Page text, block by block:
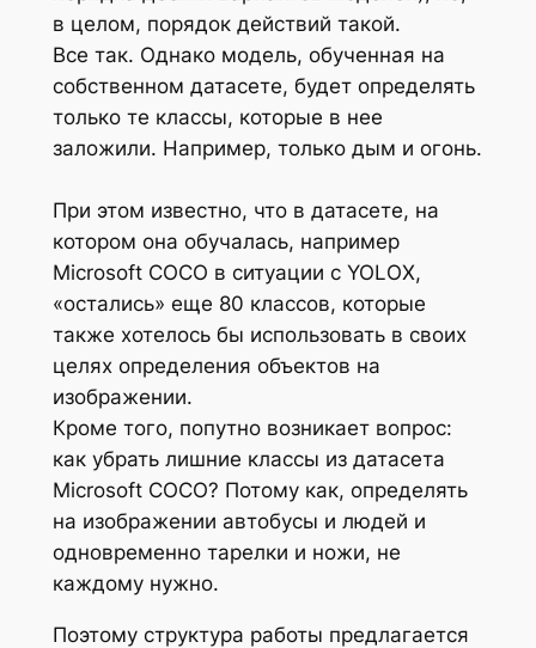
в целом, порядок действий такой.
Все так. Однако модель, обученная на
собственном датасете, будет определять
только те классы, которые в нее
заложили. Например, только дым и огонь.
При этом известно, что в датасете, на
котором она обучалась, например
Microsoft COCO в ситуации с YOLOX,
«остались» еще 80 классов, которые
также хотелось бы использовать в своих
целях определения объектов на
изображении.
Кроме того, попутно возникает вопрос:
как убрать лишние классы из датасета
Microsoft COCO? Потому как, определять
на изображении автобусы и людей и
одновременно тарелки и ножи, не
каждому нужно.
Поэтому структура работы предлагается